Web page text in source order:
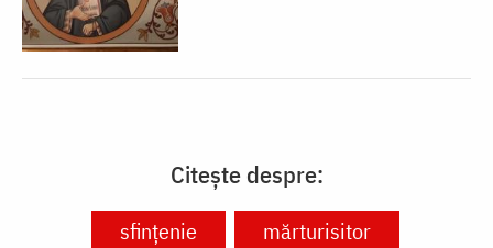
Citește despre:
sfințenie
mărturisitor